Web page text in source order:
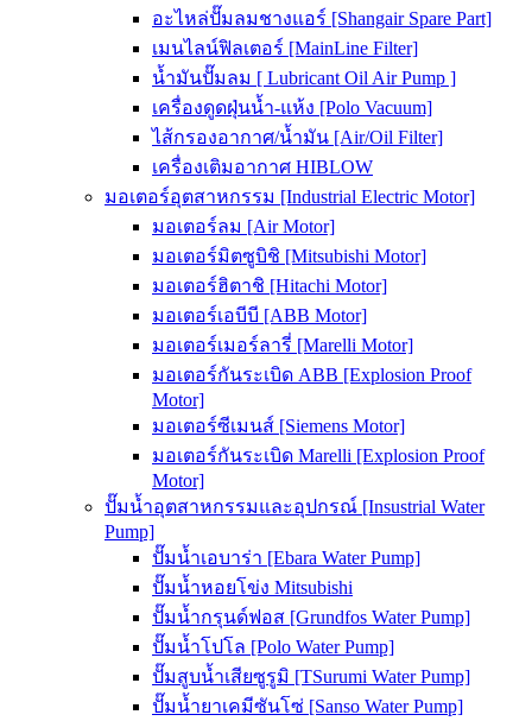
อะไหล่ปั๊มลมชางแอร์ [Shangair Spare Part]
เมนไลน์ฟิลเตอร์ [MainLine Filter]
น้ำมันปั๊มลม [ Lubricant Oil Air Pump ]
เครื่องดูดฝุ่นน้ำ-แห้ง [Polo Vacuum]
ไส้กรองอากาศ/น้ำมัน [Air/Oil Filter]
เครื่องเติมอากาศ HIBLOW
มอเตอร์อุตสาหกรรม [Industrial Electric Motor]
มอเตอร์ลม [Air Motor]
มอเตอร์มิตซูบิชิ [Mitsubishi Motor]
มอเตอร์ฮิตาชิ [Hitachi Motor]
มอเตอร์เอบีบี [ABB Motor]
มอเตอร์เมอร์ลารี่ [Marelli Motor]
มอเตอร์กันระเบิด ABB [Explosion Proof
Motor]
มอเตอร์ซีเมนส์ [Siemens Motor]
มอเตอร์กันระเบิด Marelli [Explosion Proof
Motor]
ปั๊มน้ำอุตสาหกรรมและอุปกรณ์ [Insustrial Water
Pump]
ปั๊มน้ำเอบาร่า [Ebara Water Pump]
ปั๊มน้ำหอยโข่ง Mitsubishi
ปั๊มน้ำกรุนด์ฟอส [Grundfos Water Pump]
ปั๊มน้ำโปโล [Polo Water Pump]
ปั๊มสูบน้ำเสียซูรูมิ [TSurumi Water Pump]
ปั๊มน้ำยาเคมีซันโซ่ [Sanso Water Pump]